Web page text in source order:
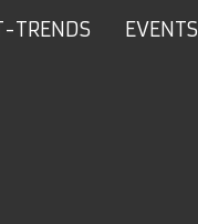
TRENDS EVENTS